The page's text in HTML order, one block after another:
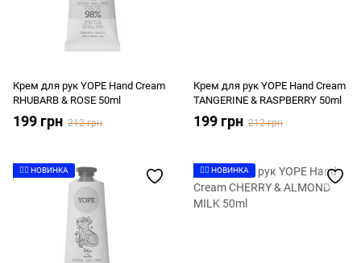
Крем для рук YOPE Hand Cream
RHUBARB & ROSE 50ml
199 грн 212 грн
Крем для рук YOPE Hand Cream
TANGERINE & RASPBERRY 50ml
199 грн 212 грн
👉🏻 НОВИНКА 👉🏻 НОВИНКА